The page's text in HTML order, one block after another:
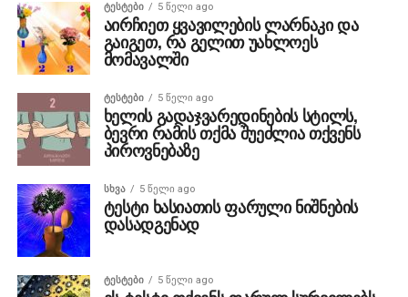
ᲢᲔᲡᲢᲔᲑᲘ 5 წელი ago
აირჩიეთ ყვავილების ლარნაკი და
გაიგეთ, რა გელით უახლოეს
მომავალში
ᲢᲔᲡᲢᲔᲑᲘ 5 წელი ago
ხელის გადაჯვარედინების სტილს,
ბევრი რამის თქმა შუეძლია თქვენს
პიროვნებაზე
ᲡᲮᲕᲐ 5 წელი ago
ტესტი ხასიათის ფარული ნიშნების
დასადგენად
ᲢᲔᲡᲢᲔᲑᲘ 5 წელი ago